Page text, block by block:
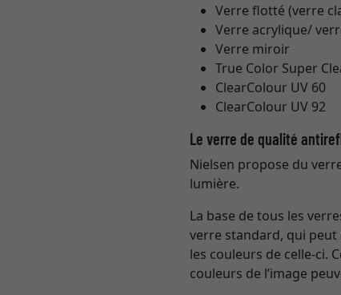
Verre flotté (verre
Verre acrylique/
Verre miroir
True Color Super
ClearColour UV 60
ClearColour UV 92
Le verre de qualité
Nielsen propose du
lumière.
La base de tous les
verre standard, qui
les couleurs de celle-ci.
couleurs de l’image